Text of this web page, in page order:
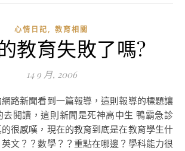
心情日記, 教育相關
教育失敗了嗎?
14 9 月, 2006
去閱讀，這則新聞是死神高中生 鴨霸急診
很感嘆，現在的教育到底是在教育學生什
文？？數學？？重點在哪邊？學科能力很